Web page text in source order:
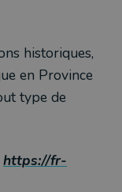
historiques,
en Province
type de
https://fr-